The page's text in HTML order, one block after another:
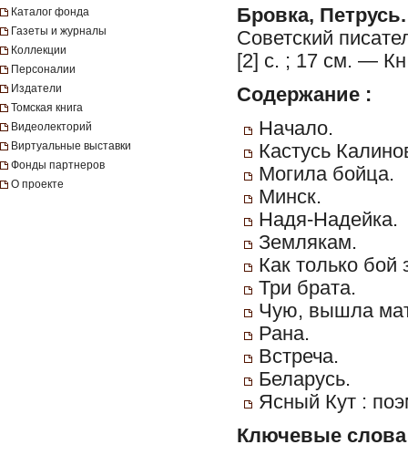
Каталог фонда
Газеты и журналы
Коллекции
Персоналии
Издатели
Томская книга
Видеолекторий
Виртуальные выставки
Фонды партнеров
О проекте
Бровка, Петрусь.
Советский
[2] с. ; 17 см. —
Содержание :
Начало.
Кастусь
Могила бойца.
Минск.
Надя-Надейка.
Землякам.
Как только бой
Три брата.
Чую, вышла
Рана.
Встреча.
Беларусь.
Ясный Кут :
Ключевые слова